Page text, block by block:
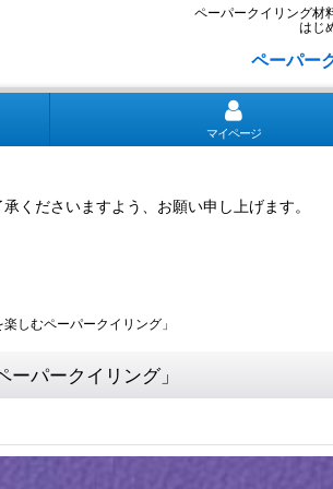
ペーパークイリング材
はじ
ペーパー
マイページ
くださいますよう、お願い申し上げます。
しむペーパークイリング」
パークイリング」